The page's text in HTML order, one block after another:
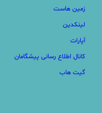
زمین هاست
لینکدین
آپارات
کانال اطلاع رسانی پیشگامان
گیت هاب